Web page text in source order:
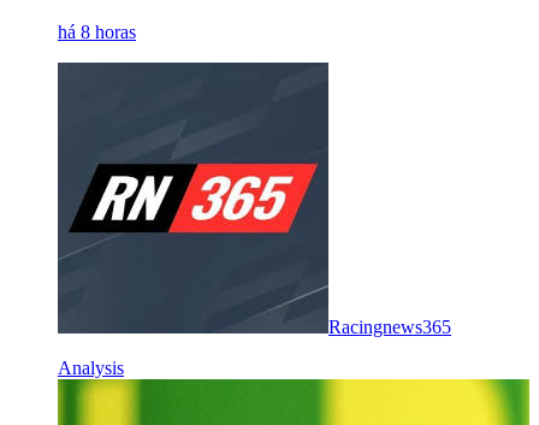
há 8 horas
Racingnews365
Analysis